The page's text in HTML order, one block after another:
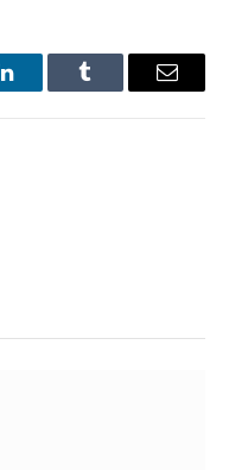
LinkedInTumblr Email